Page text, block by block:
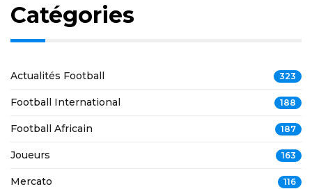
Catégories
Actualités Football 323
Football International 188
Football Africain 187
Joueurs 163
Mercato 116